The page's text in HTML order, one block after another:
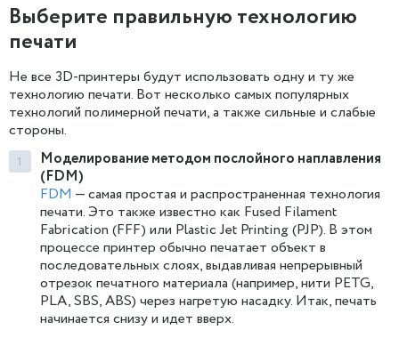
Выберите правильную технологию
печати
Не все 3D-принтеры будут использовать одну и ту же
технологию печати. Вот несколько самых популярных
технологий полимерной печати, а также сильные и слабые
стороны.
Моделирование методом послойного наплавления
(FDM)
FDM — самая простая и распространенная технология
печати. Это также известно как Fused Filament
Fabrication (FFF) или Plastic Jet Printing (PJP). В этом
процессе принтер обычно печатает объект в
последовательных слоях, выдавливая непрерывный
отрезок печатного материала (например, нити PETG,
PLA, SBS, ABS) через нагретую насадку. Итак, печать
начинается снизу и идет вверх.